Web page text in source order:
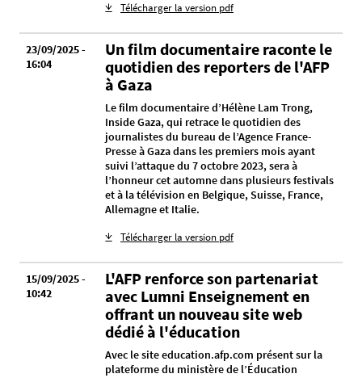
Télécharger la version pdf
23/09/2025 -
16:04
Un film documentaire raconte le
quotidien des reporters de l'AFP
à Gaza
Le film documentaire d’Hélène Lam Trong,
Inside Gaza, qui retrace le quotidien des
journalistes du bureau de l’Agence France-
Presse à Gaza dans les premiers mois ayant
suivi l’attaque du 7 octobre 2023, sera à
l’honneur cet automne dans plusieurs festivals
et à la télévision en Belgique, Suisse, France,
Allemagne et Italie.
Télécharger la version pdf
15/09/2025 -
10:42
L'AFP renforce son partenariat
avec Lumni Enseignement en
offrant un nouveau site web
dédié à l'éducation
Avec le site education.afp.com présent sur la
plateforme du ministère de l’Éducation